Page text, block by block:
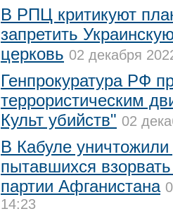
В РПЦ критикуют
запретить
церковь 02 декабря
Генпрокуратура РФ
террористическим
Культ убийств" 02
В Кабуле уничтожили
пытавшихся
партии Афганистана
14:23